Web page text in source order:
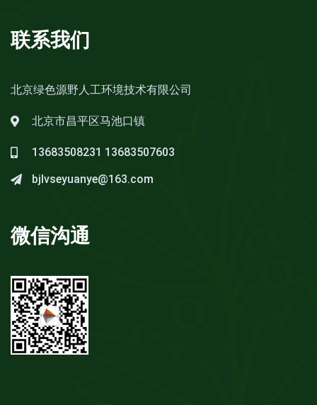
联系我们
北京绿色源野人工环境技术有限公司
北京市昌平区马池口镇
13683508231 13683507603
bjlvseyuanye@163.com
微信沟通